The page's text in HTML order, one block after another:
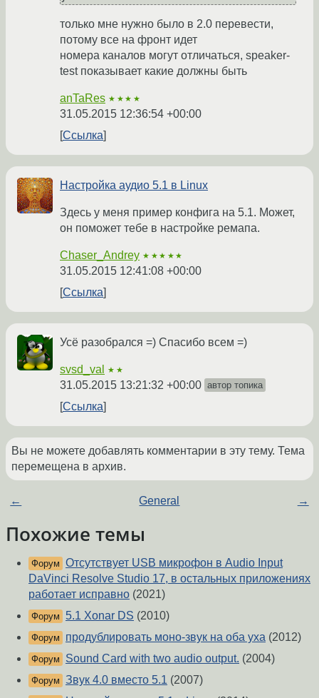
только мне нужно было в 2.0 перевести,
потому все на фронт идет
номера каналов могут отличаться, speaker-
test показывает какие должны быть
anTaRes ★★★★
31.05.2015 12:36:54 +00:00
Ссылка
Настройка аудио 5.1 в Linux
Здесь у меня пример конфига на 5.1. Может,
он поможет тебе в настройке ремапа.
Chaser_Andrey ★★★★★
31.05.2015 12:41:08 +00:00
Ссылка
Усё разобрался =) Спасибо всем =)
svsd_val ★★
31.05.2015 13:21:32 +00:00 автор топика
Ссылка
Вы не можете добавлять комментарии в эту тему. Тема
перемещена в архив.
← General →
Похожие темы
Форум Отсутствует USB микрофон в Audio Input
DaVinci Resolve Studio 17, в остальных приложениях
работает исправно (2021)
Форум 5.1 Xonar DS (2010)
Форум продублировать моно-звук на оба уха (2012)
Форум Sound Card with two audio output. (2004)
Форум Звук 4.0 вместо 5.1 (2007)